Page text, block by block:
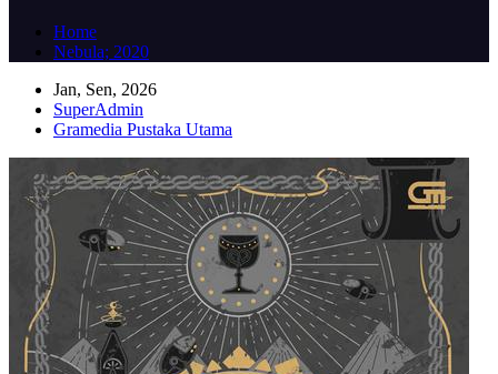
Home
Nebula; 2020
Jan, Sen, 2026
SuperAdmin
Gramedia Pustaka Utama